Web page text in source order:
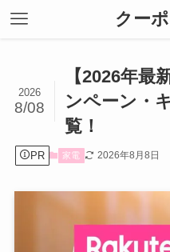
クー
【2026年最
ンペーン・
覧！
2026
8/08
PR 家電 2026年8月8日